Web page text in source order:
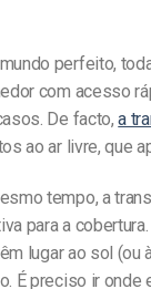
perfeito,
com acesso
De facto,a
ao ar livre, que
tempo, a
para a
lugar ao sol (ou
É preciso ir onde